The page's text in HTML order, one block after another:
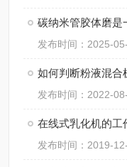
碳纳米管胶体磨是
发布时间：2025-
如何判断粉液混合
发布时间：2022-
在线式乳化机的工
发布时间：2019-